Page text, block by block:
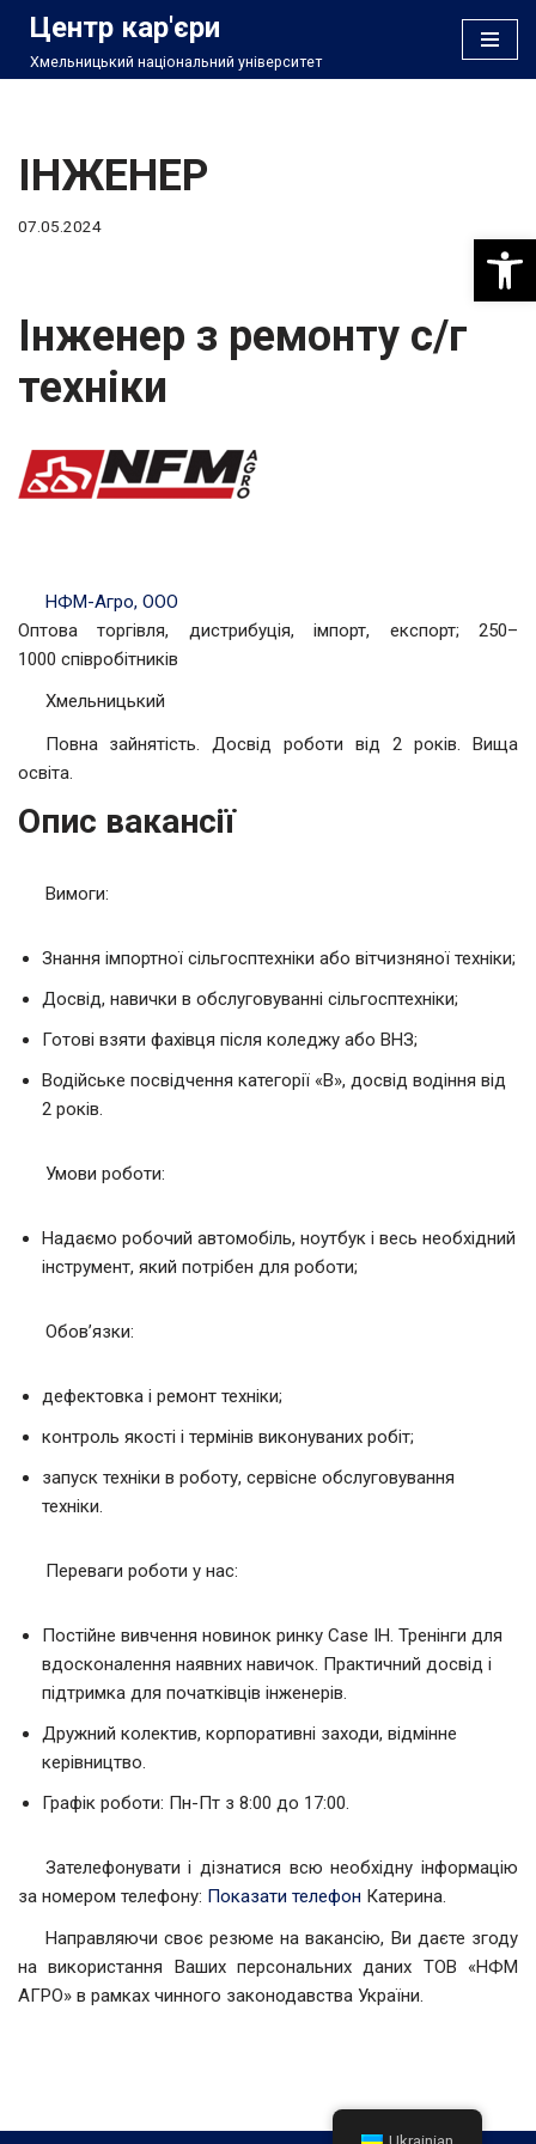
Перейти
Центр кар'єри
Хмельницький національний університет
ІНЖЕНЕР
07.05.2024
Інженер з ремонту с/г
техніки
НФМ-Агро, ООО
Оптова торгівля, дистрибуція, імпорт, експорт; 250–
1000 співробітників
Хмельницький
Повна зайнятість. Досвід роботи від 2 років. Вища
освіта.
Опис вакансії
Вимоги:
Знання імпортної сільгосптехніки або вітчизняної техніки;
Досвід, навички в обслуговуванні сільгосптехніки;
Готові взяти фахівця після коледжу або ВНЗ;
Водійське посвідчення категорії «В», досвід водіння від
2 років.
Умови роботи:
Надаємо робочий автомобіль, ноутбук і весь необхідний
інструмент, який потрібен для роботи;
Обов’язки:
дефектовка і ремонт техніки;
контроль якості і термінів виконуваних робіт;
запуск техніки в роботу, сервісне обслуговування
техніки.
Переваги роботи у нас:
Постійне вивчення новинок ринку Case IH. Тренінги для
вдосконалення наявних навичок. Практичний досвід і
підтримка для початківців інженерів.
Дружний колектив, корпоративні заходи, відмінне
керівництво.
Графік роботи: Пн-Пт з 8:00 до 17:00.
Зателефонувати і дізнатися всю необхідну інформацію
за номером телефону: Показати телефон Катерина.
Направляючи своє резюме на вакансію, Ви даєте згоду
на використання Ваших персональних даних ТОВ «НФМ
АГРО» в рамках чинного законодавства України.